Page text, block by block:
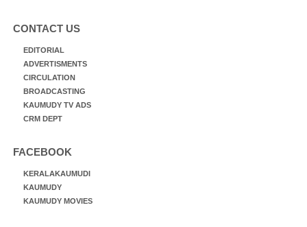
CONTACT US
EDITORIAL
ADVERTISMENTS
CIRCULATION
BROADCASTING
KAUMUDY TV ADS
CRM DEPT
FACEBOOK
KERALAKAUMUDI
KAUMUDY
KAUMUDY MOVIES